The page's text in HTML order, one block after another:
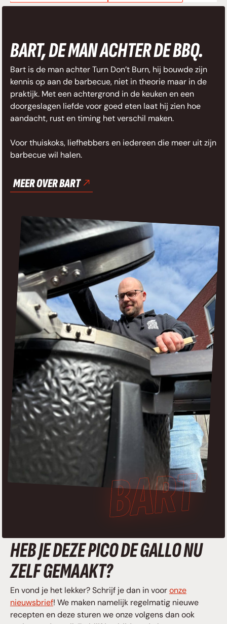
BART, DE MAN ACHTER DE BBQ.
Bart is de man achter Turn Don’t Burn, hij bouwde zijn
kennis op aan de barbecue, niet in theorie maar in de
praktijk. Met een achtergrond in de keuken en een
doorgeslagen liefde voor goed eten laat hij zien hoe
aandacht, rust en timing het verschil maken.
Voor thuiskoks, liefhebbers en iedereen die meer uit zijn
barbecue wil halen.
MEER OVER BART
HEB JE DEZE PICO DE GALLO NU
ZELF GEMAAKT?
En vond je het lekker? Schrijf je dan in vooronze
nieuwsbrief! We maken namelijk regelmatig nieuwe
recepten en deze sturen we onze volgens dan ook